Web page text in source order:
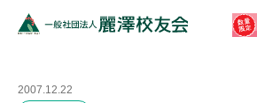
2007.12.22